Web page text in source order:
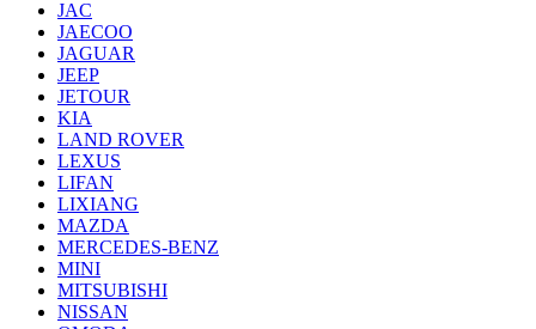
JAC
JAECOO
JAGUAR
JEEP
JETOUR
KIA
LAND ROVER
LEXUS
LIFAN
LIXIANG
MAZDA
MERCEDES-BENZ
MINI
MITSUBISHI
NISSAN